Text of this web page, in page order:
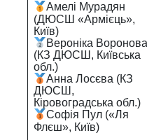
Амелі Мурадян
(ДЮСШ «Армієць»,
Київ)
Вероніка Воронова
(КЗ ДЮСШ, Київська
обл.)
Анна Лосєва (КЗ
ДЮСШ,
Кіровоградська обл.)
Софія Пул («Ля
Флєш», Київ)